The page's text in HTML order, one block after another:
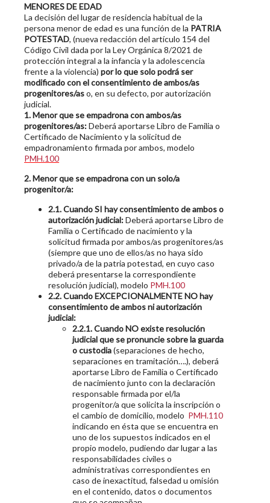
MENORES DE EDAD
La decisión del lugar de residencia habitual de la
persona menor de edad es una función de la PATRIA
POTESTAD, (nueva redacción del artículo 154 del
Código Civil dada por la Ley Orgánica 8/2021 de
protección integral a la infancia y la adolescencia
frente a la violencia)por lo que solo podrá ser
modificado con el consentimiento de ambos/as
progenitores/aso, en su defecto, por autorización
judicial.
1.Menor que se empadrona con ambos/as
progenitores/as:Deberá aportarse Libro de Familia o
Certificado de Nacimiento y la solicitud de
empadronamiento firmada por ambos, modelo
PMH.100
2.Menor que se empadrona con un solo/a
progenitor/a:
2.1.Cuando SI hay consentimiento de ambos o
autorización judicial:Deberá aportarse Libro de
Familia o Certificado de nacimiento y la
solicitud firmada por ambos/as progenitores/as
(siempre que uno de ellos/as no haya sido
privado/a de la patria potestad, en cuyo caso
deberá presentarse la correspondiente
resolución judicial), modelo PMH.100
2.2. Cuando EXCEPCIONALMENTE NO hay
consentimiento de ambos ni autorización
judicial:
2.2.1. Cuando NO existe resolución
judicial que se pronuncie sobre la guarda
o custodia(separaciones de hecho,
separaciones en tramitación….), deberá
aportarse Libro de Familia o Certificado
de nacimiento junto con la declaración
responsable firmada por el/la
progenitor/a que solicita la inscripción o
el cambio de domicilio, modelo PMH.110
indicando en ésta que se encuentra en
uno de los supuestos indicados en el
propio modelo, pudiendo dar lugar a las
responsabilidades civiles o
administrativas correspondientes en
caso de inexactitud, falsedad u omisión
en el contenido, datos o documentos